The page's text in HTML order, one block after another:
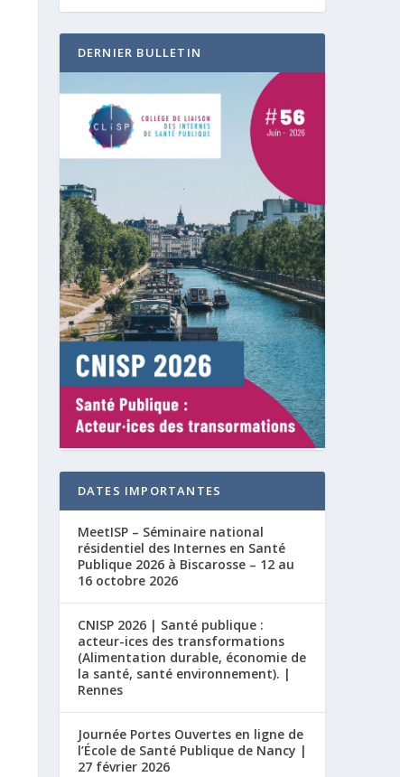
DERNIER BULLETIN
DATES IMPORTANTES
MeetISP – Séminaire national
résidentiel des Internes en Santé
Publique 2026 à Biscarosse – 12 au
16 octobre 2026
CNISP 2026 | Santé publique :
acteur-ices des transformations
(Alimentation durable, économie de
la santé, santé environnement). |
Rennes
Journée Portes Ouvertes en ligne de
l’École de Santé Publique de Nancy |
27 février 2026